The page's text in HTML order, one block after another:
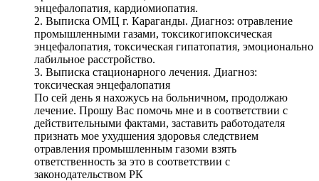
энцефалопатия, кардиомиопатия.
2. Выписка ОМЦ г. Караганды. Диагноз: отравление
промышленными газами, токсикогипоксическая
энцефалопатия, токсическая гипатопатия, эмоционально
лабильное расстройство.
3. Выписка стационарного лечения. Диагноз:
токсическая энцефалопатия
По сей день я нахожусь на больничном, продолжаю
лечение. Прошу Вас помочь мне и в соответствии с
действительными фактами, заставить работодателя
признать мое ухудшения здоровья следствием
отравления промышленным газоми взять
ответственность за это в соответствии с
законодательством РК